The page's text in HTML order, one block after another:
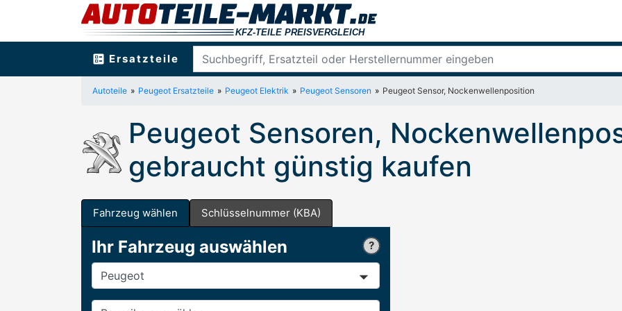
ballot Ersatzteile
Autoteile Peugeot Ersatzteile Peugeot Elektrik Peugeot Sensoren Peugeot Sensor, Nockenwellenposition
Peugeot Sensoren,
gebraucht günstig kaufen
Fahrzeug wählen Schlüsselnummer (KBA)
Ihr Fahrzeug auswählen
Hersteller
Baureihe